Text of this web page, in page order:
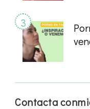
Contacta